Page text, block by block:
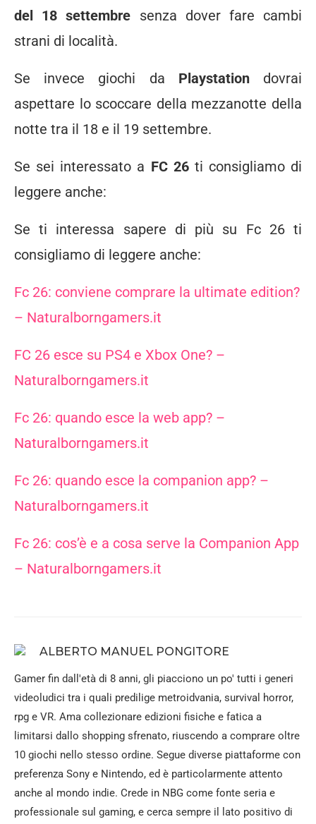
del 18 settembre senza dover fare cambi
strani di località.
Se invece giochi da Playstationdovrai
aspettare lo scoccare della mezzanotte della
notte tra il 18 e il 19 settembre.
Se sei interessato a FC 26ti consigliamo di
leggere anche:
Se ti interessa sapere di più su Fc 26 ti
consigliamo di leggere anche:
Fc 26: conviene comprare la ultimate edition?
– Naturalborngamers.it
FC 26 esce su PS4 e Xbox One? –
Naturalborngamers.it
Fc 26: quando esce la web app? –
Naturalborngamers.it
Fc 26: quando esce la companion app? –
Naturalborngamers.it
Fc 26: cos’è e a cosa serve la Companion App
– Naturalborngamers.it
ALBERTO MANUEL PONGITORE
Gamer fin dall'età di 8 anni, gli piacciono un po' tutti i generi
videoludici tra i quali predilige metroidvania, survival horror,
rpg e VR. Ama collezionare edizioni fisiche e fatica a
limitarsi dallo shopping sfrenato, riuscendo a comprare oltre
10 giochi nello stesso ordine. Segue diverse piattaforme con
preferenza Sony e Nintendo, ed è particolarmente attento
anche al mondo indie. Crede in NBG come fonte seria e
professionale sul gaming, e cerca sempre il lato positivo di